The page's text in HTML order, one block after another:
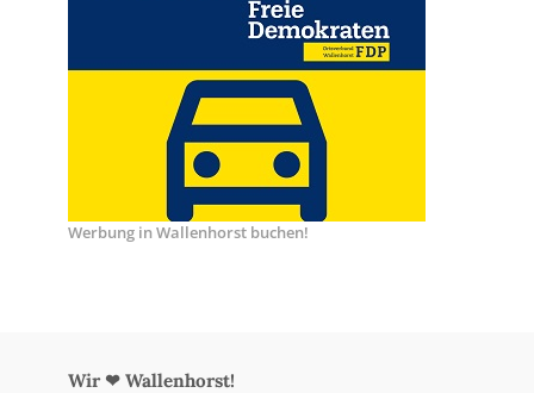
Werbung in Wallenhorst buchen!
Wir ❤ Wallenhorst!